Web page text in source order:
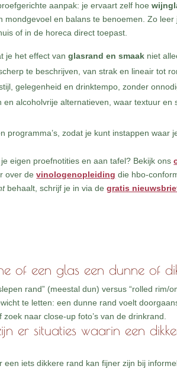
aanpak: je ervaart zelf hoe
en balans te benoemen. Zo
of in de horeca direct toepast.
je het effect vanglasrand en smaak niet
te beschrijven, van strak en lineair tot
gelegenheid en drinktempo, zonder
en alcoholvrije alternatieven, waar textuur en
programma’s, zodat je kunt instappen waar
eigen proefnotities en aan tafel? Bekijk ons
over devinologenopleiding die hbo-
behaalt, schrijf je in via degratis
of een glas een dunne of
rand” (meestal dun) versus “rolled rim/
te letten: een dunne rand voelt
naar close-up foto’s van de drinkrand.
er situaties waarin een
iets dikkere rand kan fijner zijn bij